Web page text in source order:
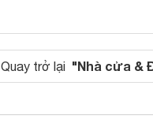
Quay trở lại "Nhà cửa &